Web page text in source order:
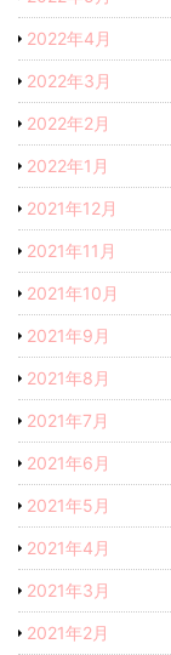
2022年4月
2022年3月
2022年2月
2022年1月
2021年12月
2021年11月
2021年10月
2021年9月
2021年8月
2021年7月
2021年6月
2021年5月
2021年4月
2021年3月
2021年2月